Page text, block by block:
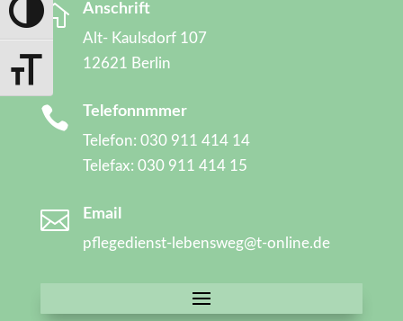
Toggle High Contrast
Toggle Font size
 Anschrift
Alt- Kaulsdorf 107
12621 Berlin
 Telefonnmmer
Telefon: 030 911 414 14
Telefax: 030 911 414 15
 Email
pflegedienst-lebensweg@t-online.de